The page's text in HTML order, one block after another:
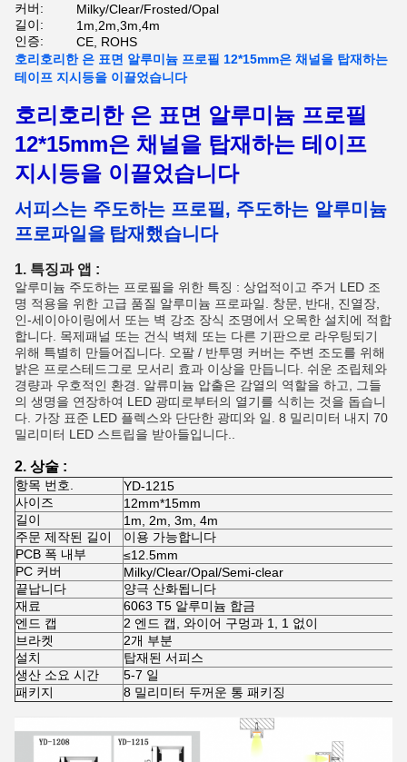
커버:
Milky/Clear/Frosted/Opal
길이:
1m,2m,3m,4m
인증:
CE, ROHS
호리호리한 은 표면 알루미늄 프로필 12*15mm은 채널을 탑재하는
테이프 지시등을 이끌었습니다
호리호리한 은 표면 알루미늄 프로필
12*15mm은 채널을 탑재하는 테이프
지시등을 이끌었습니다
서피스는 주도하는 프로필 , 주도하는 알루미늄
프로파일을 탑재했습니다
1. 특징과 앱 :
알루미늄 주도하는 프로필을 위한 특징 : 상업적이고 주거 LED 조
명 적용을 위한 고급 품질 알루미늄 프로파일. 창문, 반대, 진열장,
인-세이아이링에서 또는 벽 강조 장식 조명에서 오목한 설치에 적합
합니다. 목제패널 또는 건식 벽체 또는 다른 기판으로 라우팅되기
위해 특별히 만들어집니다. 오팔 / 반투명 커버는 주변 조도를 위해
밝은 프로스테드그로 모서리 효과 이상을 만듭니다. 쉬운 조립체와
경량과 우호적인 환경. 알류미늄 압출은 감열의 역할을 하고, 그들
의 생명을 연장하여 LED 광띠로부터의 열기를 식히는 것을 돕습니
다. 가장 표준 LED 플렉스와 단단한 광띠와 일. 8 밀리미터 내지 70
밀리미터 LED 스트립을 받아들입니다..
2. 상술 :
항목 번호.
YD-1215
사이즈
12mm*15mm
길이
1m, 2m, 3m, 4m
주문 제작된 길이
이용 가능합니다
PCB 폭 내부
≤12.5mm
PC 커버
Milky/Clear/Opal/Semi-clear
끝납니다
양극 산화됩니다
재료
6063 T5 알루미늄 합금
엔드 캡
2 엔드 캡, 와이어 구멍과 1, 1 없이
브라켓
2개 부분
설치
탑재된 서피스
생산 소요 시간
5-7 일
패키지
8 밀리미터 두꺼운 통 패키징